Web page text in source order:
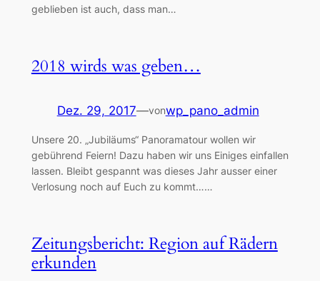
geblieben ist auch, dass man…
2018 wirds was geben…
Dez. 29, 2017—vonwp_pano_admin
Unsere 20. „Jubiläums“ Panoramatour wollen wir
gebührend Feiern! Dazu haben wir uns Einiges einfallen
lassen. Bleibt gespannt was dieses Jahr ausser einer
Verlosung noch auf Euch zu kommt……
Zeitungsbericht: Region auf Rädern
erkunden